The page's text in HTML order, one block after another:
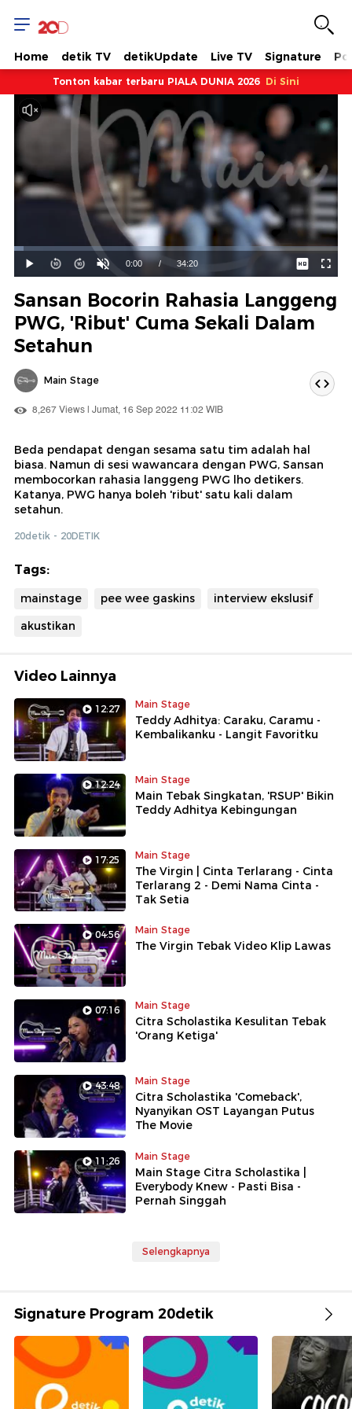
Home detik TV detikUpdate Live TV Signature
Tonton kabar terbaru PIALA DUNIA 2026 Di Sini
Mainkan
Suara
Hidup
Waktu
ini
0:00 / Durasi
34:20
Dimuat:
2.91%
Sansan Bocorin Rahasia Langgeng
PWG, 'Ribut' Cuma Sekali Dalam
Setahun
Main Stage
8,267 Views | Jumat, 16 Sep 2022 11:02 WIB
Beda pendapat dengan sesama satu tim adalah hal
biasa. Namun di sesi wawancara dengan PWG, Sansan
membocorkan rahasia langgeng PWG lho detikers.
Katanya, PWG hanya boleh 'ribut' satu kali dalam
setahun.
20detik - 20DETIK
Tags:
mainstage pee wee gaskins
interview ekslusif
akustikan
Video Lainnya
12:27 Main Stage
Teddy Adhitya: Caraku, Caramu -
Kembalikanku - Langit Favoritku
12:24 Main Stage
Main Tebak Singkatan, 'RSUP' Bikin
Teddy Adhitya Kebingungan
17:25 Main Stage
The Virgin | Cinta Terlarang - Cinta
Terlarang 2 - Demi Nama Cinta -
Tak Setia
04:56 Main Stage
The Virgin Tebak Video Klip Lawas
07:16 Main Stage
Citra Scholastika Kesulitan Tebak
'Orang Ketiga'
43:48 Main Stage
Citra Scholastika 'Comeback',
Nyanyikan OST Layangan Putus
The Movie
11:26 Main Stage
Main Stage Citra Scholastika |
Everybody Knew - Pasti Bisa -
Pernah Singgah
Selengkapnya
Signature Program 20detik